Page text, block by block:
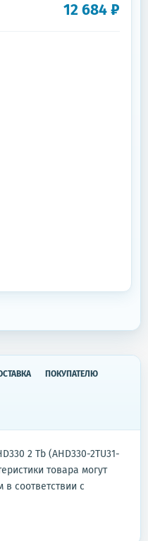
12 684₽
ПОКУПАТЕЛЮ
2 Tb (AHD330-2TU31-
товара могут
соответствии с